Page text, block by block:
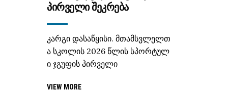
ᲞᲘᲠᲕᲔᲚᲘ ᲨᲔᲙᲠᲔᲑᲐ
კარგი დასაწყისი. მთამსვლელთ
ა სკოლის 2026 წლის სპორტულ
ი ჯგუფის პირველი
VIEW MORE